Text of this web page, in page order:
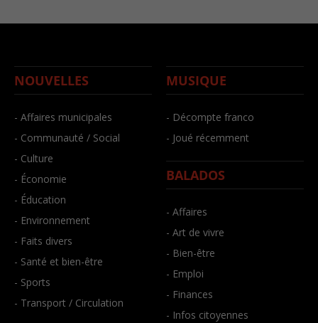
NOUVELLES
- Affaires municipales
- Communauté / Social
- Culture
- Économie
- Éducation
- Environnement
- Faits divers
- Santé et bien-être
- Sports
- Transport / Circulation
MUSIQUE
- Décompte franco
- Joué récemment
BALADOS
- Affaires
- Art de vivre
- Bien-être
- Emploi
- Finances
- Infos citoyennes